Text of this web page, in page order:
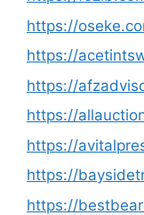
https://
https://
https://
https://
https://
https://
https://